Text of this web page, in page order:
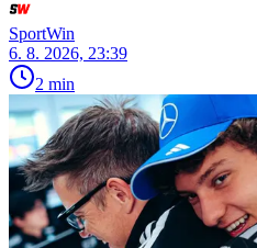
SportWin
6. 8. 2026, 23:39
2 min